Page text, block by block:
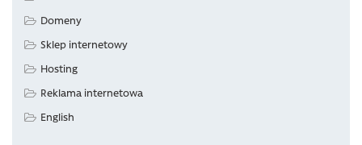
Domeny
Sklep internetowy
Hosting
Reklama internetowa
English